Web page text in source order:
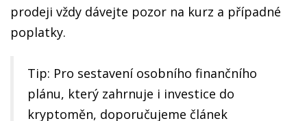
prodeji vždy dávejte pozor na kurz a případné
poplatky.
Tip: Pro sestavení osobního finančního
plánu, který zahrnuje i investice do
kryptoměn, doporučujeme článek